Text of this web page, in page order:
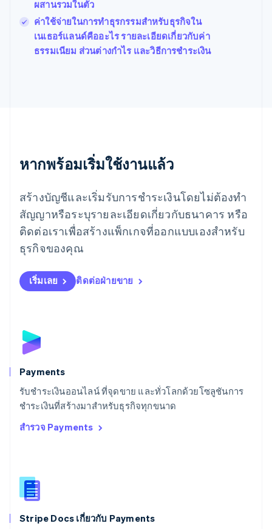
ผสานรวมในตัว
ค่าใช้จ่ายในการทำธุรกรรมสำหรับธุรกิจใน
เนเธอร์แลนด์คืออะไร รายละเอียดเกี่ยวกับค่า
ธรรมเนียม ส่วนต่างกำไร และวิธีการชำระเงิน
หากพร้อมเริ่มใช้งานแล้ว
สร้างบัญชีและเริ่มรับการชำระเงินโดยไม่ต้องทำ
สัญญาหรือระบุรายละเอียดเกี่ยวกับธนาคาร หรือ
ติดต่อเราเพื่อสร้างแพ็กเกจที่ออกแบบเองสำหรับ
ธุรกิจของคุณ
เริ่มเลย ติดต่อฝ่ายขาย
Payments
รับชำระเงินออนไลน์ ที่จุดขาย และทั่วโลกด้วยโซลูชันการ
ชำระเงินที่สร้างมาสำหรับธุรกิจทุกขนาด
สำรวจ Payments
Stripe Docs เกี่ยวกับ Payments
มอลตา
English
มาเลเซีย
简体中文
เม็กซิโก
ลักเซมเบิร์ก
Français Deutsch English
English
ลิกเตนสไตน์
DeutschEnglish
ลิทัวเนีย
English
สเปน
สโลวาเกีย
English
Deutsch
สวีเดน
สหรัฐอเมริกา
English Español简体中文
สหรัฐอาหรับเอมิเรตส์
สหราชอาณาจักร
สิงคโปร์
English
ออสเตรเลีย
English